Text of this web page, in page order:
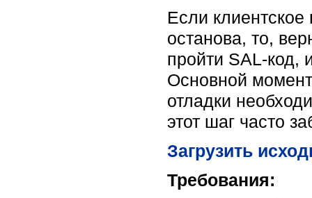
Если
останова, то,
пройти SAL-код,
Основной
отладки
этот шаг часто
Загрузить
Требования: